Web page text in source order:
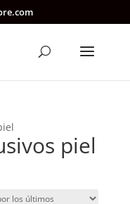
piel